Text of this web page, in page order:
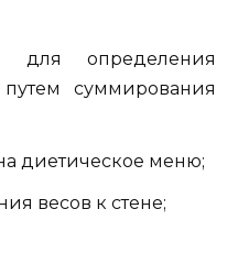
для определения
суммирования
диетическое меню;
весов к стене;